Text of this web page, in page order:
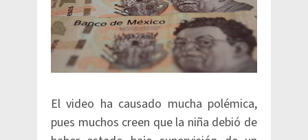
El video ha causado mucha polémica,
pues muchos creen que la niña debió de